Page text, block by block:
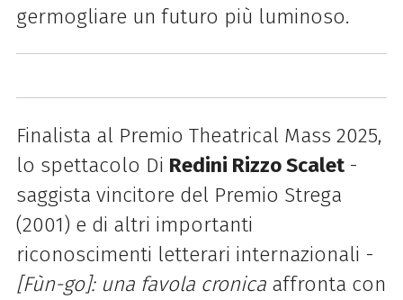
germogliare un futuro più luminoso.
Finalista al Premio Theatrical Mass 2025,
lo spettacolo Di Redini Rizzo Scalet -
saggista vincitore del Premio Strega
(2001) e di altri importanti
riconoscimenti letterari internazionali -
[Fùn-go]: una favola cronica affronta con